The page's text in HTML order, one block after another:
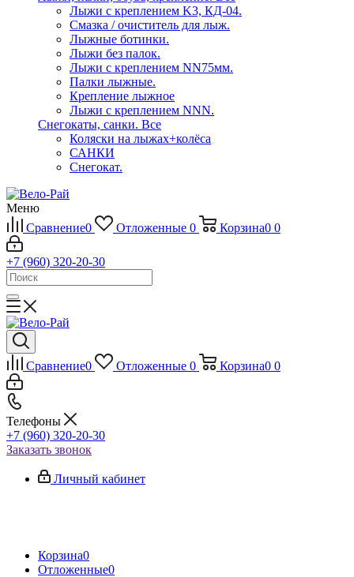
Лыжи с креплением K3, КД-04.
Смазка / очиститель для лыж.
Лыжные ботинки.
Лыжи без палок.
Лыжи с креплением NN75мм.
Палки лыжные.
Крепление лыжное
Лыжи с креплением NNN.
Снегокаты, санки. Все
Коляски на лыжах+колёса
САНКИ
Снегокат.
Меню
Сравнение0 Отложенные 0 Корзина0 0
+7 (960) 320-20-30
Сравнение0 Отложенные 0 Корзина0 0
Телефоны
+7 (960) 320-20-30
Заказать звонок
Личный кабинет
Корзина0
Отложенные0